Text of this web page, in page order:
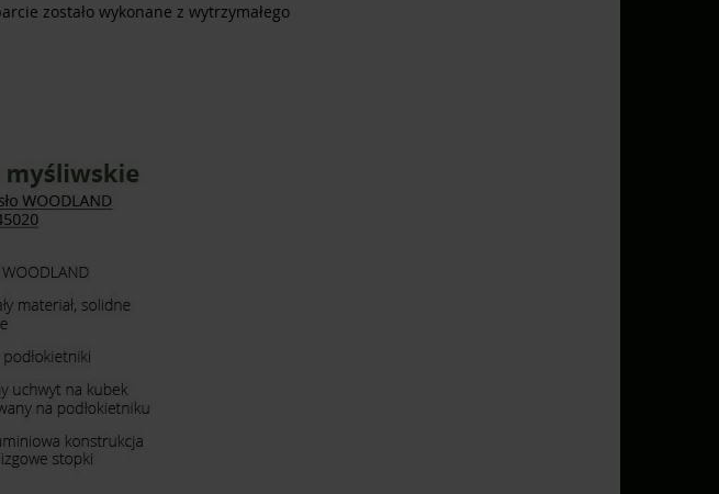
zostało wykonane z wytrzymałego